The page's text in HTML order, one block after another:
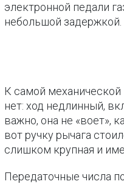
электронной педали
небольшой задержкой.
К самой механической
нет: ход недлинный,
важно, она не «воет»,
вот ручку рычага
слишком крупная и
Передаточные числа